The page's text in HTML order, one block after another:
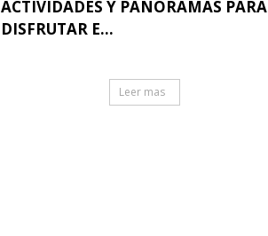
ACTIVIDADES Y PANORAMAS PARA
DISFRUTAR E...
Leer mas